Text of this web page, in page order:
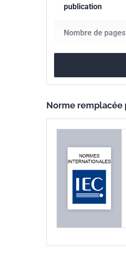
publication
Nombre de pages
Numéro de tirage
Norme remplacée